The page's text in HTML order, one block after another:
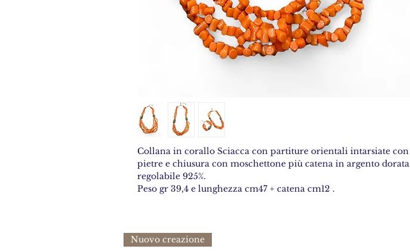
Collana in corallo Sciacca con partiture orientali intarsiate con
pietre e chiusura con moschettone più catena in argento dorata
regolabile 925%.
Peso gr 39,4 e lunghezza cm47 + catena cm12 .
Nuovo creazione